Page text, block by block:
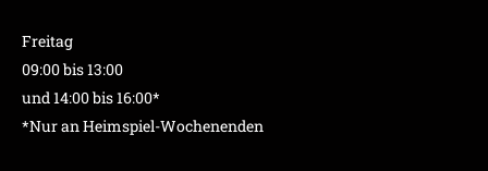
Freitag
09:00 bis 13:00
und 14:00 bis 16:00*
*Nur an Heimspiel-Wochenenden